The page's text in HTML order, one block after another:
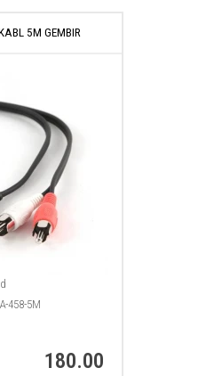
5M GEMBIR
458-5M
180.00